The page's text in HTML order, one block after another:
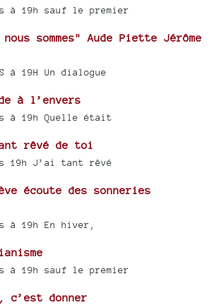
à 19h sauf le premier
sommes" Aude Piette Jérôme
à 19H Un dialogue
à l’envers
à 19h Quelle était
rêvé de toi
19h J’ai tant rêvé
écoute des sonneries
à 19h En hiver,
à 19h sauf le premier
c’est donner